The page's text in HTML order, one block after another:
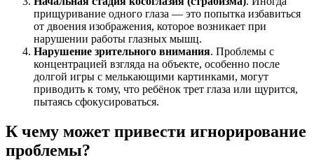
прищуривание одного глаза — это попытка избавиться
от двоения изображения, которое возникает при
нарушении работы глазных мышц.
Нарушение зрительного внимания. Проблемы с
концентрацией взгляда на объекте, особенно после
долгой игры с мелькающими картинками, могут
приводить к тому, что ребёнок трет глаза или щурится,
пытаясь сфокусироваться.
К чему может привести игнорирование
проблемы?